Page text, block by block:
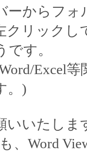
ーからフ
クリックし
です。
Excel
。)
いいたしま
、Word